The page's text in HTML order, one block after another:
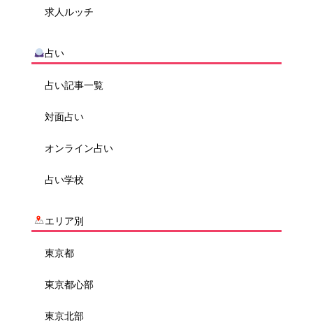
求人ルッチ
占い
占い記事一覧
対面占い
オンライン占い
占い学校
エリア別
東京都
東京都心部
東京北部